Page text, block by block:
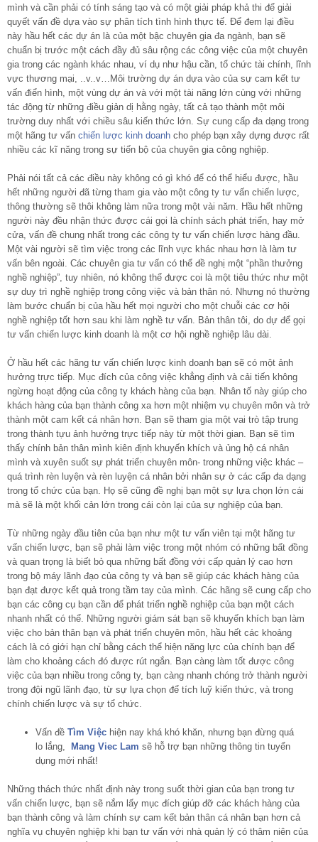
mình và cần phải có tính sáng tạo và có một giải pháp khả thi để giải
quyết vấn đề dựa vào sự phân tích tình hình thực tế. Để đem lại điều
này hầu hết các dự án là của một bậc chuyên gia đa ngành, bạn sẽ
chuẩn bị trước một cách đầy đủ sâu rộng các công việc của một chuyên
gia trong các ngành khác nhau, ví dụ như hậu cần, tổ chức tài chính, lĩnh
vực thương mại, ..v..v…Môi trường dự án dựa vào của sự cam kết tư
vấn điển hình, một vùng dự án và với một tài năng lớn cùng với những
tác động từ những điều giản dị hằng ngày, tất cả tạo thành một môi
trường duy nhất với chiều sâu kiến thức lớn. Sự cung cấp đa dạng trong
một hãng tư vấn chiến lược kinh doanh cho phép bạn xây dựng được rất
nhiều các kĩ năng trong sự tiến bộ của chuyên gia công nghiệp.
Phải nói tất cả các điều này không có gì khó để có thể hiểu được, hầu
hết những người đã từng tham gia vào một công ty tư vấn chiến lược,
thông thường sẽ thôi không làm nữa trong một vài năm. Hầu hết những
người này đều nhận thức được cái gọi là chính sách phát triển, hay mở
cửa, vấn đề chung nhất trong các công ty tư vấn chiến lược hàng đầu.
Một vài người sẽ tìm việc trong các lĩnh vực khác nhau hơn là làm tư
vấn bên ngoài. Các chuyên gia tư vấn có thể đề nghị một “phần thưởng
nghề nghiệp”, tuy nhiên, nó không thể được coi là một tiêu thức như một
sự duy trì nghề nghiệp trong công việc và bản thân nó. Nhưng nó thường
làm bước chuẩn bị của hầu hết mọi người cho một chuỗi các cơ hội
nghề nghiệp tốt hơn sau khi làm nghề tư vấn. Bản thân tôi, do dự để gọi
tư vấn chiến lược kinh doanh là một cơ hội nghề nghiệp lâu dài.
Ở hầu hết các hãng tư vấn chiến lược kinh doanh bạn sẽ có một ảnh
hưởng trực tiếp. Mục đích của công việc khẳng định và cải tiến không
ngừng hoạt động của công ty khách hàng của bạn. Nhân tố này giúp cho
khách hàng của bạn thành công xa hơn một nhiệm vụ chuyên môn và trở
thành một cam kết cá nhân hơn. Bạn sẽ tham gia một vai trò tập trung
trong thành tựu ảnh hưởng trực tiếp này từ một thời gian. Bạn sẽ tìm
thấy chính bản thân mình kiên định khuyến khích và ủng hộ cá nhân
mình và xuyên suốt sự phát triển chuyên môn- trong những việc khác –
quá trình rèn luyện và rèn luyện cá nhân bởi nhân sự ở các cấp đa dạng
trong tổ chức của bạn. Họ sẽ cũng đề nghị bạn một sự lựa chọn lớn cái
mà sẽ là một khối cản lớn trong cái còn lại của sự nghiệp của bạn.
Từ những ngày đầu tiên của bạn như một tư vấn viên tại một hãng tư
vấn chiến lược, bạn sẽ phải làm việc trong một nhóm có những bất đồng
và quan trọng là biết bỏ qua những bất đồng với cấp quản lý cao hơn
trong bộ máy lãnh đạo của công ty và bạn sẽ giúp các khách hàng của
bạn đạt được kết quả trong tầm tay của mình. Các hãng sẽ cung cấp cho
bạn các công cụ bạn cần để phát triển nghề nghiệp của bạn một cách
nhanh nhất có thể. Những người giám sát bạn sẽ khuyến khích bạn làm
việc cho bản thân bạn và phát triển chuyên môn, hầu hết các khoảng
cách là có giới hạn chỉ bằng cách thể hiện năng lực của chính bạn để
làm cho khoảng cách đó được rút ngắn. Bạn càng làm tốt được công
việc của bạn nhiều trong công ty, bạn càng nhanh chóng trở thành người
trong đội ngũ lãnh đạo, từ sự lựa chọn để tích luỹ kiến thức, và trong
chính chiến lược và sự tổ chức.
Vấn đề Tìm Việc hiện nay khá khó khăn, nhưng bạn đừng quá
lo lắng,
Mang Viec Lam sẽ hỗ trợ bạn những thông tin tuyển
dụng mới nhất!
Những thách thức nhất định này trong suốt thời gian của bạn trong tư
vấn chiến lược, bạn sẽ nắm lấy mục đích giúp đỡ các khách hàng của
bạn thành công và làm chính sự cam kết bản thân cá nhân bạn hơn cả
nghĩa vụ chuyên nghiệp khi bạn tư vấn với nhà quản lý có thâm niên của